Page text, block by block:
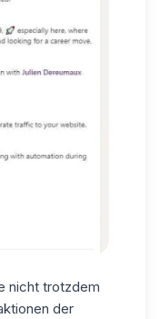
nicht trotzdem
der